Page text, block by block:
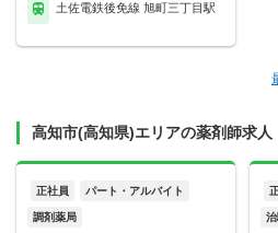
土佐電鉄後免線 旭町三丁目駅
高知市(高知県)エリアの薬剤師求人
正社員 パート・アルバイト
調剤薬局